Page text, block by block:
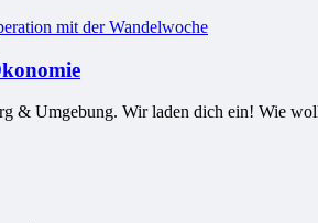
& Umgebung. Wir laden dich ein! Wie